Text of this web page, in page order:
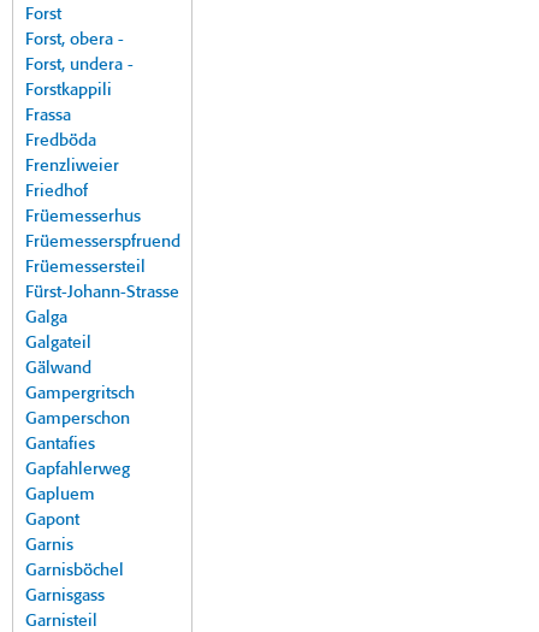
Forst
Forst, obera -
Forst, undera -
Forstkappili
Frassa
Fredböda
Frenzliweier
Friedhof
Früemesserhus
Früemesserspfruend
Früemessersteil
Fürst-Johann-Strasse
Galga
Galgateil
Gälwand
Gampergritsch
Gamperschon
Gantafies
Gapfahlerweg
Gapluem
Gapont
Garnis
Garnisböchel
Garnisgass
Garnisteil